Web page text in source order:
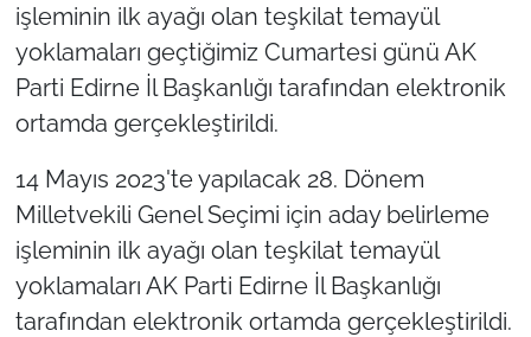
işleminin ilk ayağı olan teşkilat temayül
yoklamaları geçtiğimiz Cumartesi günü AK
Parti Edirne İl Başkanlığı tarafından elektronik
ortamda gerçekleştirildi.
14 Mayıs 2023'te yapılacak 28. Dönem
Milletvekili Genel Seçimi için aday belirleme
işleminin ilk ayağı olan teşkilat temayül
yoklamaları AK Parti Edirne İl Başkanlığı
tarafından elektronik ortamda gerçekleştirildi.
KIRKLARELİ
ÇANAKKALE
Bölge
Güvenlik